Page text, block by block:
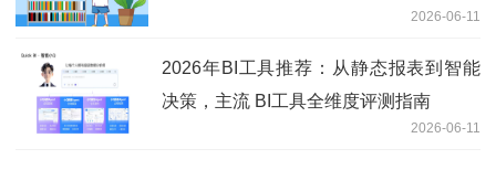
2026-06-11
2026年BI工具推荐：从静态报表到智能
决策，主流 BI工具全维度评测指南
2026-06-11